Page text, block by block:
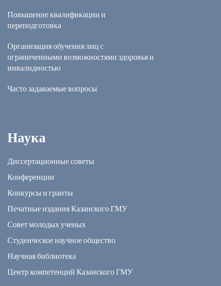
Повышение квалификации и
переподготовка
Организация обучения лиц с
ограниченными возможностями здоровья и
инвалидностью
Часто задаваемые вопросы
Наука
Диссертационные советы
Конференции
Конкурсы и гранты
Печатные издания Казанского ГМУ
Совет молодых ученых
Студенческое научное общество
Научная библиотека
Центр компетенций Казанского ГМУ